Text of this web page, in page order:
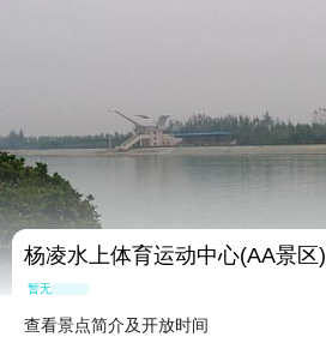
杨凌水上体育运动中心(AA景区)
暂无点评
查看景点简介及开放时间